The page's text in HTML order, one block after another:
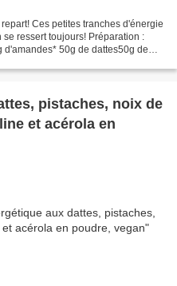
Ces petites tranches d'énergie
ressert toujours! Préparation :
50g de dattes50g de
pistaches, noix de
et acérola en